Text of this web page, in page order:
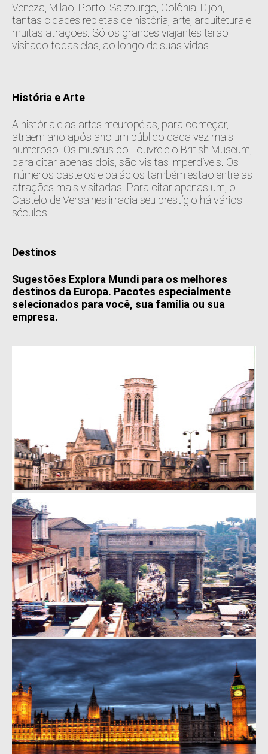
Veneza, Milão, Porto, Salzburgo, Colônia, Dijon,
tantas cidades repletas de história, arte, arquitetura e
muitas atrações. Só os grandes viajantes terão
visitado todas elas, ao longo de suas vidas.
História e Arte
A história e as artes meuropéias, para começar,
atraem ano após ano um público cada vez mais
numeroso. Os museus do Louvre e o British Museum,
para citar apenas dois, são visitas imperdíveis. Os
inúmeros castelos e palácios também estão entre as
atrações mais visitadas. Para citar apenas um, o
Castelo de Versalhes irradia seu prestígio há vários
séculos.
Destinos
Sugestões Explora Mundi para os melhores
destinos da Europa. Pacotes especialmente
selecionados para você, sua família ou sua
empresa.